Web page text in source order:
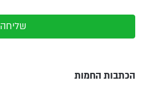
שליחה
הכתבות החמות